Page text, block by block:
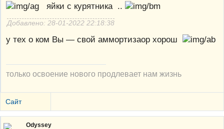
яйки с курятника ..
Добавлено: 28-01-2022 22:18:38
у тех о ком Вы — свой аммортизаор хорош
только освоение нового продлевает нам жизнь
Сайт
Odyssey